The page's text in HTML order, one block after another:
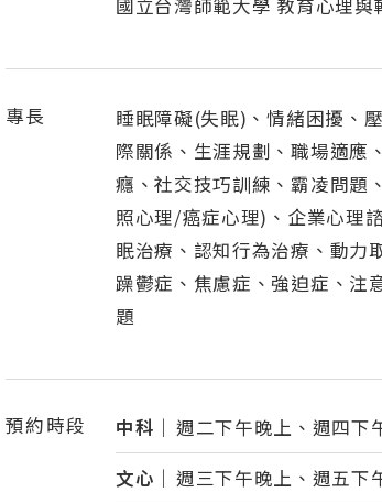
國立台灣師範大學 教育心理
專長
睡眠障礙(失眠)、情緒困擾、
際關係、生涯規劃、職場適應
癮、社交技巧訓練、霸凌問題
照心理/癌症心理)、企業心理
眠治療、認知行為治療、動力
躁鬱症、焦慮症、強迫症、注
題
預約時段 中科｜ 週二下午晚上、週四下
文心｜ 週三下午晚上、週五下